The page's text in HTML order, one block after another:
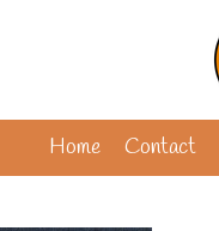
Home Contact